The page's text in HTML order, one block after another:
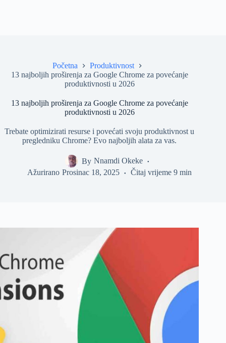
Početna
Produktivnost
13 najboljih proširenja za Google Chrome za povećanje
produktivnosti u 2026
13 najboljih proširenja za Google Chrome za povećanje
produktivnosti u 2026
Trebate optimizirati resurse i povećati svoju produktivnost u
pregledniku Chrome? Evo najboljih alata za vas.
By Nnamdi Okeke
Ažurirano Prosinac 18, 2025 Čitaj vrijeme 9 min